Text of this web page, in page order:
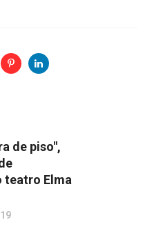
de piso",
teatro Elma